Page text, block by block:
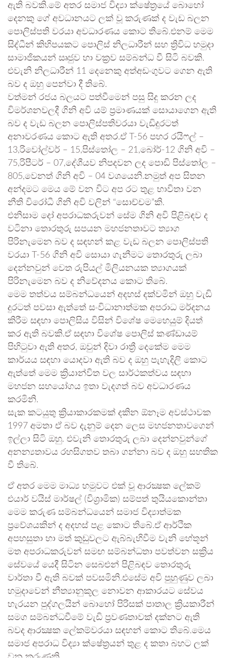
ඇති බවකි.මේ අතර සමාජ විද්‍යා ක්ෂේත්‍රයේ බොහෝ
දෙනකු ගේ අවධානයට ලක් වූ කරුණක් ද වැඩ බලන
පොලිස්පති වරයා අවධාරණය කොට තිබේ.එනම් මෙම
සිද්ධීන් කිහිපයකට පොලිස් නිලධාරීන් සහ ත්‍රිවිධ හමුදා
සාමාජිකයන් ඍජුව හා වක්‍රව සම්බන්ධ වී සිටි බවකි.
එවැනි නිලධාරීන් 11 දෙනෙකු අත්අඩංගුවට ගෙන ඇති
බව ද ඔහු පෙන්වා දී තිබේ.
වත්මන් රජය බලයට පත්වීමෙන් පසු සිදු කරන ලද
විමර්ශනවලදී ගිනි අවි යම් ප්‍රමාණයක් සොයාගෙන ඇති
බව ද වැඩ බලන පොලිස්පතිවරයා වැඩිදුරටත්
අනාවරණය කොට ඇති අතර.ඒ T-56 පහර රයිෆල් –
13,රිවෝල්වර් – 15,පිස්තෝල – 21,බෝර්-12 ගිනි අවි –
75,රිපීටර් – 07,දේශීයව නිපදවන ලද පොඩි පිස්තෝල –
805,වෙනත් ගිනි අවි – 04 වශයෙනි.නමුත් අප සිතන
අන්දමට මෙය මේ වන විට අප රට තුළ භාවිතා වන
නීති විරෝධී ගිනි අවි වලින් “සොච්චම”කි.
එනිසාම දෝ අපරාධකරුවන් සේම ගිනි අවි පිළිබඳව ද
වටිනා තොරතුරු සපයන මහජනතාවට ත්‍යාග
පිරිනැමෙන බව ද සඳහන් කළ වැඩ බලන පොලිස්පති
වරයා T-56 ගිනි අවි සොයා ගැනීමට තොරතුරු ලබා
දෙන්නවුන් වෙත රුපියල් මිලියනයක ත්‍යාගයක්
පිරිනැමෙන බව ද නිවේදනය කොට තිබේ.
මෙම තත්වය සම්බන්ධයෙන් අදහස් දක්වමින් ඔහු වැඩි
දුරටත් පවසා ඇත්තේ සංවිධානාත්මක අපරාධ මර්දනය
කිරීම සඳහා පොලිසිය විසින් විශේෂ මෙහෙයුම් දියත්
කර ඇති බවකි.ඒ සඳහා විශේෂ පොලිස් කණ්ඩායම්
පිහිටුවා ඇති අතර, ඔවුන් දිවා රාත්‍රී දෙකේම මෙම
කාර්යය සඳහා යොදවා ඇති බව ද ඔහු පැහැදිලි කොට
ඇත්තේ මෙම ක්‍රියාන්විත වල සාර්ථකත්වය සඳහා
මහජන සහයෝගය ඉතා වැදගත් බව අවධාරණය
කරමිනි.
සැක කටයුතු ක්‍රියාකාරකමක් දකින ඕනෑම අවස්ථාවක
1997 අමතා ඒ බව දැනුම් දෙන ලෙස මහජනතාවගෙන්
ඉල්ලා සිටි ඔහු. එවැනි තොරතුරු ලබා දෙන්නවුන්ගේ
අනන්‍යතාවය රහසිගතව තබා ගන්නා බව ද ඔහු සහතික
වී තිබේ.
ඒ අතර මෙම මාධ්‍ය හමුවට එක් වූ ආරක්‍ෂක ලේකම්
එයාර් වයිස් මාර්ෂල් (විශ්‍රාමික) සම්පත් තුයියකොන්තා
මෙම කරුණ සම්බන්ධයෙන් සමාජ විද්‍යාත්මක
ප්‍රවේශයකින් ද අදහස් පළ කොට තිබේ.ඒ ආර්ථික
අපහසුතා හා මත් කුඩුවලට ඇබ්බැහිවීම වැනි හේතූන්
මත අපරාධකරුවන් සමඟ සම්බන්ධතා පවත්වන සක්‍රිය
සේවයේ යෙදී සිටින සෙබළුන් පිළිබඳව තොරතුරු
වාර්තා වී ඇති බවක් පවසමිනි.එසේම අවි පුහුණුව ලබා
හමුදාවෙන් නීත්‍යානුකූල නොවන ආකාරයට සේවය
හැරයන පුද්ගලයින් බොහෝ පිරිසක් පාතාල ක්‍රියකාරීන්
සමග සම්බන්ධවීමේ වැඩි ප්‍රවණතාවක් දක්නට ඇති
බවද ආරක්‍ෂක ලේකම්වරයා සඳහන් කොට තිබේ.මෙය
සමාජ අපරාධ විද්‍යා ක්ෂේත්‍රයන් තුළ ද කතා බහට ලක්